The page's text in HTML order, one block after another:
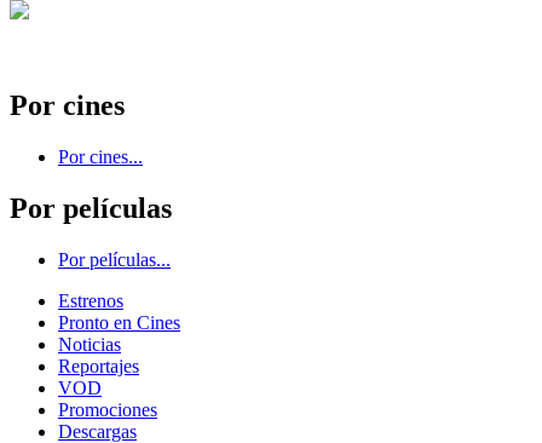
Por cines
Por cines...
Por películas
Por películas...
Estrenos
Pronto en Cines
Noticias
Reportajes
VOD
Promociones
Descargas